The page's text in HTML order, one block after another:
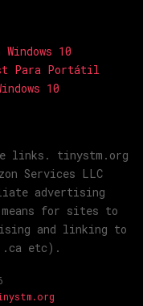
10
Para Portátil
10
links. tinystm.org
Services LLC
advertising
means for sites to
and linking to
.ca etc).